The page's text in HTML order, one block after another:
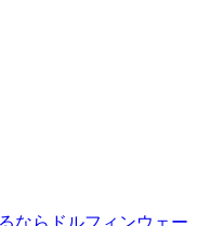
ならドルフィンウェー